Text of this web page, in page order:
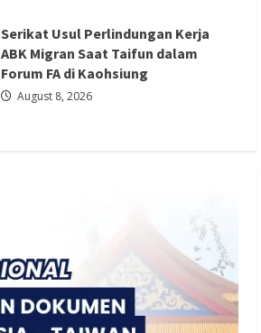
Serikat Usul Perlindungan Kerja
ABK Migran Saat Taifun dalam
Forum FA di Kaohsiung
August 8, 2026